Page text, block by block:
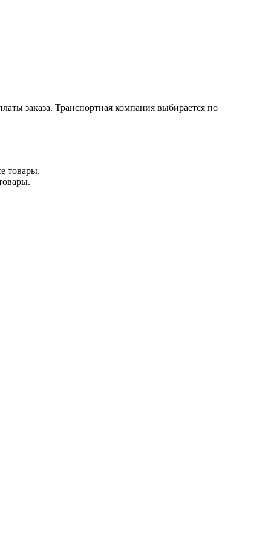
заказа. Транспортная компания выбирается по